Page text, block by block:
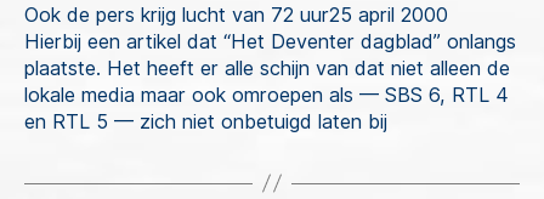
Ook de pers krijg lucht van 72 uur25 april 2000
Hierbij een artikel dat “Het Deventer dagblad” onlangs
plaatste. Het heeft er alle schijn van dat niet alleen de
lokale media maar ook omroepen als — SBS 6, RTL 4
en RTL 5 — zich niet onbetuigd laten bij